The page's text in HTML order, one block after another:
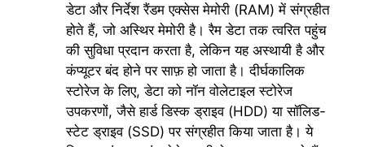
डेटा और निर्देश रैंडम एक्सेस मेमोरी (RAM) में संग्रहीत
होते हैं, जो अस्थिर मेमोरी है। रैम डेटा तक त्वरित पहुंच
की सुविधा प्रदान करता है, लेकिन यह अस्थायी है और
कंप्यूटर बंद होने पर साफ़ हो जाता है। दीर्घकालिक
स्टोरेज के लिए, डेटा को नॉन वोलेटाइल स्टोरेज
उपकरणों, जैसे हार्ड डिस्क ड्राइव (HDD) या सॉलिड-
स्टेट ड्राइव (SSD) पर संग्रहीत किया जाता है। ये